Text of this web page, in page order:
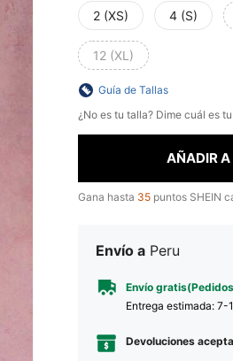
2 (XS) 4 (S)
12 (XL)
Guía de Tallas
¿No es tu talla? Dime cuál es
AÑADIR
Gana hasta 35 puntos SHEIN
Envío a Peru
Envío
Entrega estimada: 7-
Devoluciones